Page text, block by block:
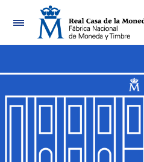
Navegación
Mostrar/Ocultar
Mostrar/Ocultar